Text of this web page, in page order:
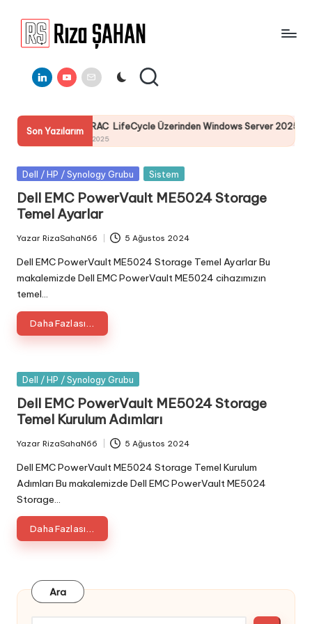
a
Ş
A
H
A
N
Bilgi
Paylaşım
LinkedinYoutube
E-
Mail
Son Yazılarım
DELL I-DRAC LifeCycle Üzerinden Windows Server 2025 İşletim
Posted
Dell / HP / Synology Grubu Sistem
Dell EMC PowerVault ME5024 Storage
Temel Ayarlar
Posted
by
Yazar RizaSahaN66 5 Ağustos 2024
Dell EMC PowerVault ME5024 Storage Temel Ayarlar Bu
makalemizde Dell EMC PowerVault ME5024 cihazımızın
temel…
Daha Fazlası...
Posted
Dell / HP / Synology Grubu
Dell EMC PowerVault ME5024 Storage
Temel Kurulum Adımları
Posted
by
Yazar RizaSahaN66 5 Ağustos 2024
Dell EMC PowerVault ME5024 Storage Temel Kurulum
Adımları Bu makalemizde Dell EMC PowerVault ME5024
Storage…
Daha Fazlası...
Ara